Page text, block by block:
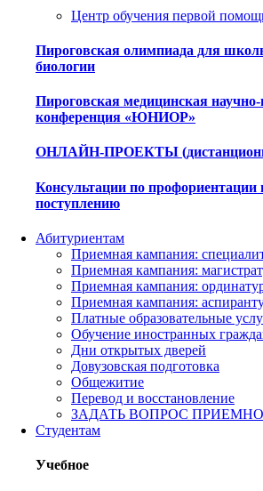
Центр обучения первой
Пироговская олимпиада для
биологии
Пироговская медицинская
конференция «ЮНИОР»
ОНЛАЙН-ПРОЕКТЫ
Консультации по профориентации
поступлению
Абитуриентам
Приемная кампания:
Приемная кампания:
Приемная кампания:
Приемная кампания:
Платные образовательные
Обучение иностранных
Дни открытых дверей
Довузовская подготовка
Общежитие
Перевод и восстановление
ЗАДАТЬ ВОПРОС
Студентам
Учебное